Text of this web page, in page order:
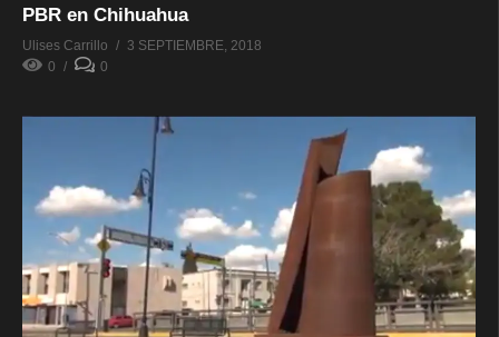
PBR en Chihuahua
Ulises Carrillo
3 SEPTIEMBRE, 2018
0
0